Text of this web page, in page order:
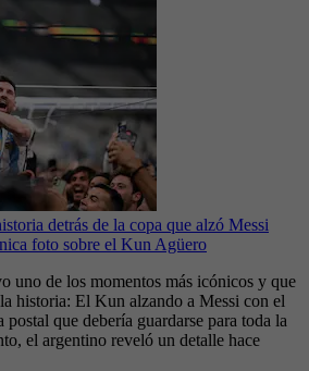
detrás de la copa que alzó Messi
foto sobre el Kun Agüero
uno de los momentos más icónicos y que
historia: El Kun alzando a Messi con el
que debería guardarse para toda la
el argentino reveló un detalle hace